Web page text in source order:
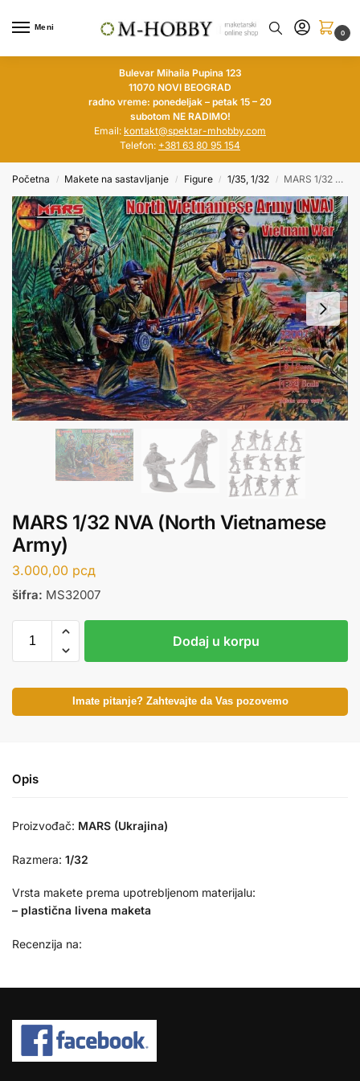
Meni
0
Bulevar Mihaila Pupina 123
11070 NOVI BEOGRAD
radno vreme: ponedeljak – petak 15 – 20
subotom NE RADIMO!
Email: kontakt@spektar-mhobby.com
Telefon: +381 63 80 95 154
Početna / Makete na sastavljanje / Figure / 1/35, 1/32 / MARS 1/32 NVA (North Vietnamese Army)
MARS 1/32 NVA (North Vietnamese
Army)
3.000,00 рсд
šifra: MS32007
Dodaj u korpu
Imate pitanje? Zahtevajte da Vas pozovemo
Opis
Proizvođač: MARS (Ukrajina)
Razmera: 1/32
Vrsta makete prema upotrebljenom materijalu:
– plastična livena maketa
Recenzija na: